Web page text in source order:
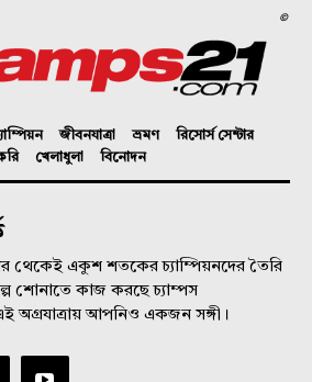
©
জীবনযাত্রা ভ্রমণ
রিসোর্স সেন্টার
খেলাধুলা বিনোদন
থেকেই একুশ শতকের চ্যাম্পিয়নদের তৈরি
শোনাতে কাজ করছে চ্যাম্পস
অগ্রযাত্রায় আপনিও একজন সঙ্গী।